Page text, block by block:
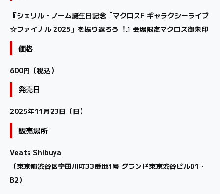
『シェリル・ノーム誕⽣⽇記念「マクロスF ギャラクシーライブ
☆ファイナル 2025」を振り返ろう︕』会場限定マクロス御朱印
価格
600円（税込）
発売日
2025年11月23日（日）
販売場所
Veats Shibuya
（東京都渋谷区宇田川町33番地1号 グランド東京渋谷ビルB1・
B2）